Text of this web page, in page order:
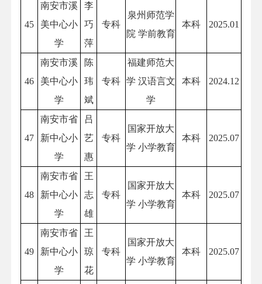
45
南安市溪
美中心小
学
李
巧
萍
专科
泉州师范学
院 学前教育
本科 2025.01
46
南安市溪
美中心小
学
陈
玮
斌
专科
福建师范大
学 汉语言文
学
本科 2024.12
47
南安市省
新中心小
学
吕
艺
惠
专科
国家开放大
学 小学教育
本科 2025.07
48
南安市省
新中心小
学
王
志
雄
专科
国家开放大
学 小学教育
本科 2025.07
49
南安市省
新中心小
学
王
琼
花
专科
国家开放大
学 小学教育
本科 2025.07